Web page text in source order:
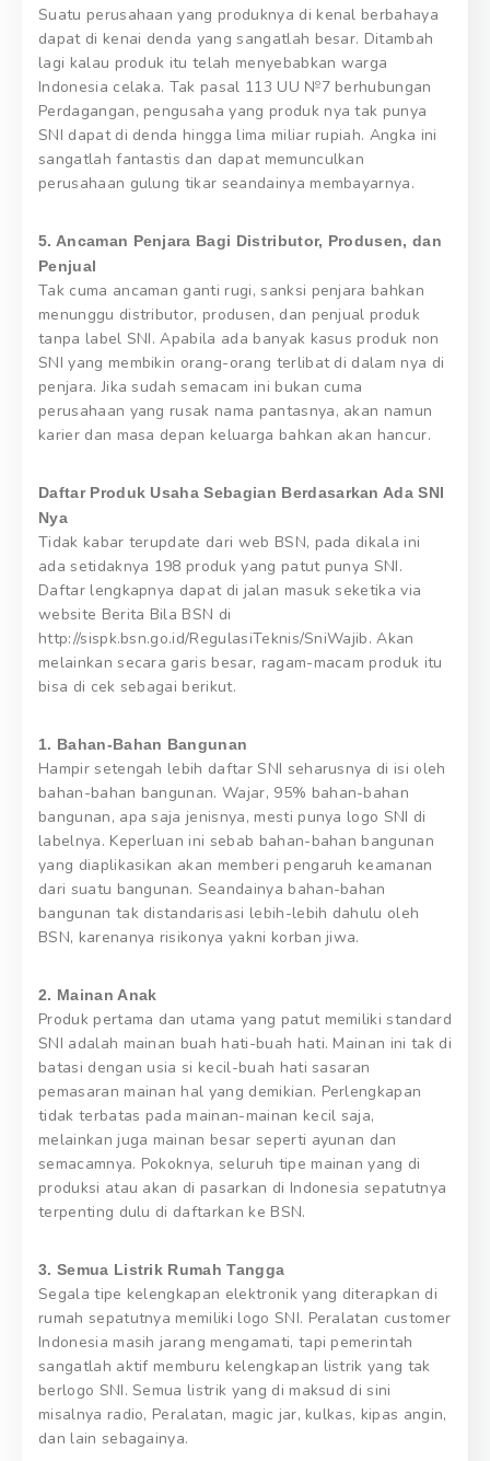
Suatu perusahaan yang produknya di kenal berbahaya
dapat di kenai denda yang sangatlah besar. Ditambah
lagi kalau produk itu telah menyebabkan warga
Indonesia celaka. Tak pasal 113 UU №7 berhubungan
Perdagangan, pengusaha yang produk nya tak punya
SNI dapat di denda hingga lima miliar rupiah. Angka ini
sangatlah fantastis dan dapat memunculkan
perusahaan gulung tikar seandainya membayarnya.
5. Ancaman Penjara Bagi Distributor, Produsen, dan
Penjual
Tak cuma ancaman ganti rugi, sanksi penjara bahkan
menunggu distributor, produsen, dan penjual produk
tanpa label SNI. Apabila ada banyak kasus produk non
SNI yang membikin orang-orang terlibat di dalam nya di
penjara. Jika sudah semacam ini bukan cuma
perusahaan yang rusak nama pantasnya, akan namun
karier dan masa depan keluarga bahkan akan hancur.
Daftar Produk Usaha Sebagian Berdasarkan Ada SNI
Nya
Tidak kabar terupdate dari web BSN, pada dikala ini
ada setidaknya 198 produk yang patut punya SNI.
Daftar lengkapnya dapat di jalan masuk seketika via
website Berita Bila BSN di
http://sispk.bsn.go.id/RegulasiTeknis/SniWajib. Akan
melainkan secara garis besar, ragam-macam produk itu
bisa di cek sebagai berikut.
1. Bahan-Bahan Bangunan
Hampir setengah lebih daftar SNI seharusnya di isi oleh
bahan-bahan bangunan. Wajar, 95% bahan-bahan
bangunan, apa saja jenisnya, mesti punya logo SNI di
labelnya. Keperluan ini sebab bahan-bahan bangunan
yang diaplikasikan akan memberi pengaruh keamanan
dari suatu bangunan. Seandainya bahan-bahan
bangunan tak distandarisasi lebih-lebih dahulu oleh
BSN, karenanya risikonya yakni korban jiwa.
2. Mainan Anak
Produk pertama dan utama yang patut memiliki standard
SNI adalah mainan buah hati-buah hati. Mainan ini tak di
batasi dengan usia si kecil-buah hati sasaran
pemasaran mainan hal yang demikian. Perlengkapan
tidak terbatas pada mainan-mainan kecil saja,
melainkan juga mainan besar seperti ayunan dan
semacamnya. Pokoknya, seluruh tipe mainan yang di
produksi atau akan di pasarkan di Indonesia sepatutnya
terpenting dulu di daftarkan ke BSN.
3. Semua Listrik Rumah Tangga
Segala tipe kelengkapan elektronik yang diterapkan di
rumah sepatutnya memiliki logo SNI. Peralatan customer
Indonesia masih jarang mengamati, tapi pemerintah
sangatlah aktif memburu kelengkapan listrik yang tak
berlogo SNI. Semua listrik yang di maksud di sini
misalnya radio, Peralatan, magic jar, kulkas, kipas angin,
dan lain sebagainya.